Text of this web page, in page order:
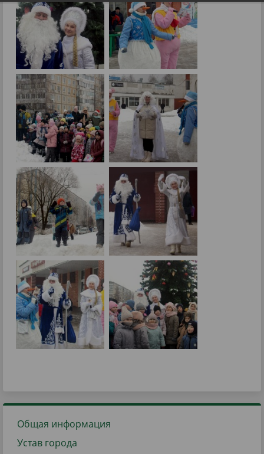
Общая информация
Устав города